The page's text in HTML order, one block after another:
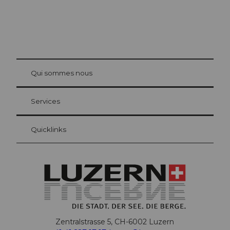
Carte d’hôte Lucerne
Vos avantages en tant qu'hôte pour la nuit
at Bre
Qui sommes nous
Services
Quicklinks
Zentralstrasse 5, CH-6002 Luzern